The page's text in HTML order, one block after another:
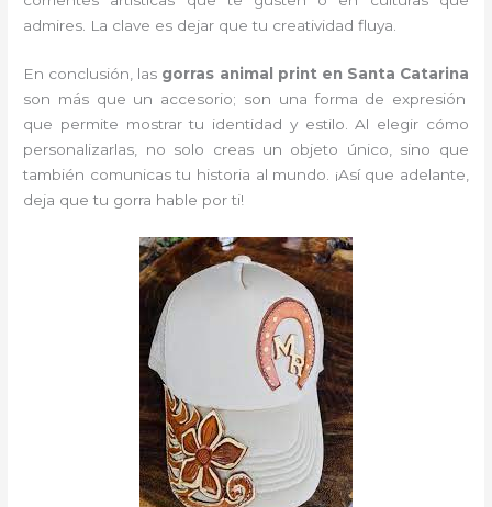
admires. La clave es dejar que tu creatividad fluya.
En conclusión, las gorras animal print en Santa Catarina
son más que un accesorio; son una forma de expresión
que permite mostrar tu identidad y estilo. Al elegir cómo
personalizarlas, no solo creas un objeto único, sino que
también comunicas tu historia al mundo. ¡Así que adelante,
deja que tu gorra hable por ti!